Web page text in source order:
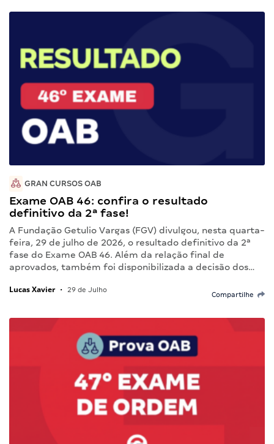
GRAN CURSOS OAB
Exame OAB 46: confira o resultado
definitivo da 2ª fase!
A Fundação Getulio Vargas (FGV) divulgou, nesta quarta-
feira, 29 de julho de 2026, o resultado definitivo da 2ª
fase do Exame OAB 46. Além da relação final de
aprovados, também foi disponibilizada a decisão dos…
Lucas Xavier • 29 de Julho
Compartilhe